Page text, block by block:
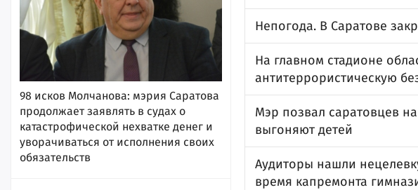
98 исков Молчанова: мэрия Саратова
продолжает заявлять в судах о
катастрофической нехватке денег и
уворачиваться от исполнения своих
обязательств
Непогода. В Саратове
На главном стадионе
антитеррористическую
Мэр позвал саратовцев
выгоняют детей
Аудиторы нашли
время капремонта